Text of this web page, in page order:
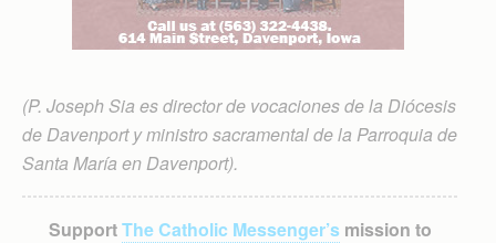
(P. Joseph Sia es director de vocaciones de la Diócesis
de Davenport y ministro sacramental de la Parroquia de
Santa María en Davenport).
SupportThe Catholic Messenger’smission to